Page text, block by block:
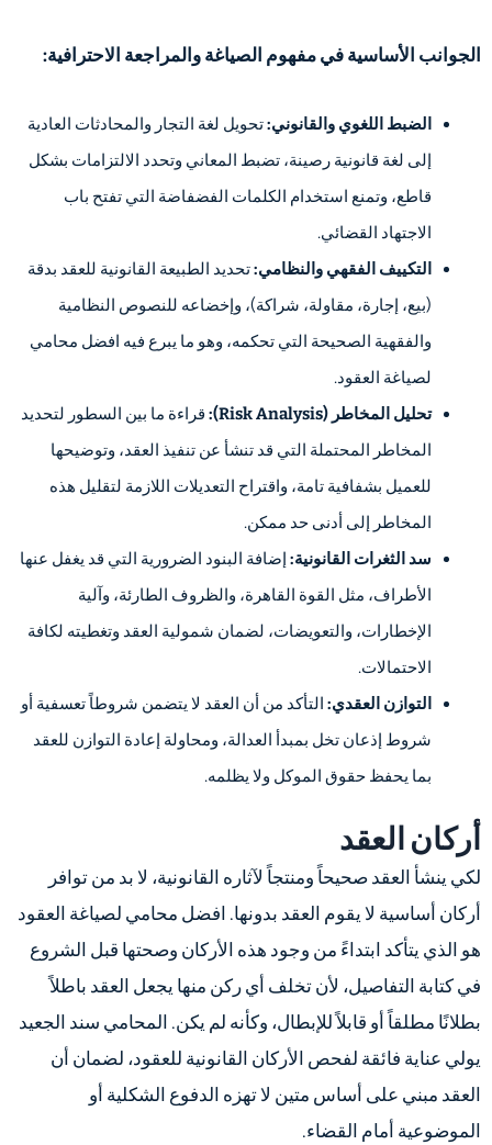
الجوانب الأساسية في مفهوم الصياغة والمراجعة الاحترافية:
الضبط اللغوي والقانوني:تحويل لغة التجار والمحادثات العادية
إلى لغة قانونية رصينة، تضبط المعاني وتحدد الالتزامات بشكل
قاطع، وتمنع استخدام الكلمات الفضفاضة التي تفتح باب
الاجتهاد القضائي.
التكييف الفقهي والنظامي:تحديد الطبيعة القانونية للعقد بدقة
(بيع، إجارة، مقاولة، شراكة)، وإخضاعه للنصوص النظامية
والفقهية الصحيحة التي تحكمه، وهو ما يبرع فيه افضل محامي
لصياغة العقود.
تحليل المخاطر (Risk Analysis):
قراءة ما بين السطور لتحديد
المخاطر المحتملة التي قد تنشأ عن تنفيذ العقد، وتوضيحها
للعميل بشفافية تامة، واقتراح التعديلات اللازمة لتقليل هذه
المخاطر إلى أدنى حد ممكن.
سد الثغرات القانونية: إضافة البنود الضرورية التي قد يغفل عنها
الأطراف، مثل القوة القاهرة، والظروف الطارئة، وآلية
الإخطارات، والتعويضات، لضمان شمولية العقد وتغطيته لكافة
الاحتمالات.
التوازن العقدي: التأكد من أن العقد لا يتضمن شروطاً تعسفية أو
شروط إذعان تخل بمبدأ العدالة، ومحاولة إعادة التوازن للعقد
بما يحفظ حقوق الموكل ولا يظلمه.
أركان العقد
لكي ينشأ العقد صحيحاً ومنتجاً لآثاره القانونية، لا بد من توافر
أركان أساسية لا يقوم العقد بدونها. افضل محامي لصياغة العقود
هو الذي يتأكد ابتداءً من وجود هذه الأركان وصحتها قبل الشروع
في كتابة التفاصيل، لأن تخلف أي ركن منها يجعل العقد باطلاً
بطلانًا مطلقاً أو قابلاً للإبطال، وكأنه لم يكن. المحامي سند الجعيد
يولي عناية فائقة لفحص الأركان القانونية للعقود، لضمان أن
العقد مبني على أساس متين لا تهزه الدفوع الشكلية أو
الموضوعية أمام القضاء.